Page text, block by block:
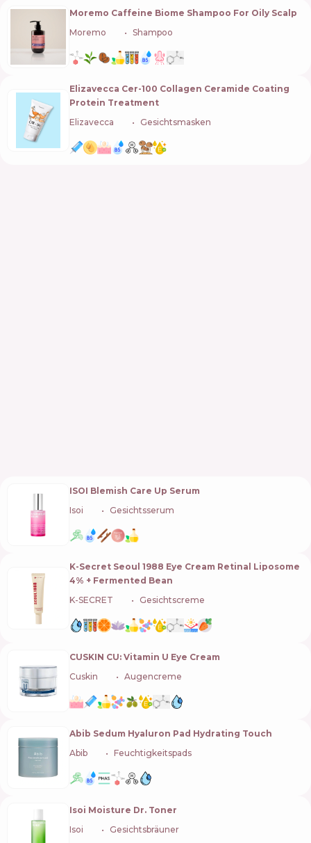
Moremo Caffeine Biome Shampoo For Oily Scalp
Moremo
Shampoo
Elizavecca Cer-100 Collagen Ceramide Coating
Protein Treatment
Elizavecca
Gesichtsmasken
ISOI Blemish Care Up Serum
Isoi
Gesichtsserum
K-Secret Seoul 1988 Eye Cream Retinal Liposome
4% + Fermented Bean
K-SECRET
Gesichtscreme
CUSKIN CU: Vitamin U Eye Cream
Cuskin
Augencreme
Abib Sedum Hyaluron Pad Hydrating Touch
Abib
Feuchtigkeitspads
Isoi Moisture Dr. Toner
Isoi
Gesichtsbräuner